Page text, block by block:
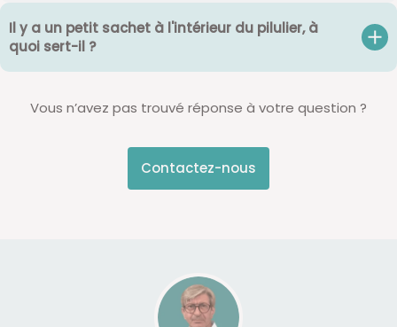
Il y a un petit sachet à l'intérieur du pilulier, à
quoi sert-il ?
Vous n’avez pas trouvé réponse à votre question ?
Contactez-nous